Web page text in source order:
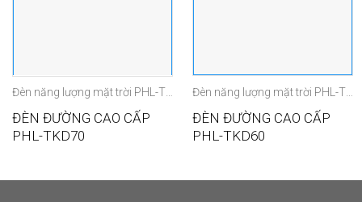
Đèn năng lượng mặt trời PHL-TKD
ĐÈN ĐƯỜNG CAO CẤP
PHL-TKD70
Đèn năng lượng mặt trời PHL-TKD
ĐÈN ĐƯỜNG CAO CẤP
PHL-TKD60